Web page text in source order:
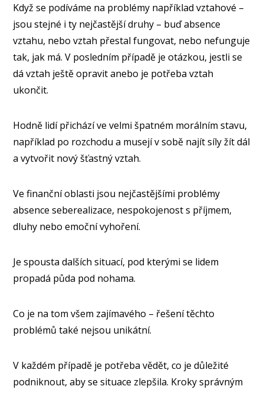
Když se podíváme na problémy například vztahové –
jsou stejné i ty nejčastější druhy – buď absence
vztahu, nebo vztah přestal fungovat, nebo nefunguje
tak, jak má. V posledním případě je otázkou, jestli se
dá vztah ještě opravit anebo je potřeba vztah
ukončit.
Hodně lidí přichází ve velmi špatném morálním stavu,
například po rozchodu a musejí v sobě najít síly žít dál
a vytvořit nový šťastný vztah.
Ve finanční oblasti jsou nejčastějšími problémy
absence seberealizace, nespokojenost s příjmem,
dluhy nebo emoční vyhoření.
Je spousta dalších situací, pod kterými se lidem
propadá půda pod nohama.
Co je na tom všem zajímavého – řešení těchto
problémů také nejsou unikátní.
V každém případě je potřeba vědět, co je důležité
podniknout, aby se situace zlepšila. Kroky správným